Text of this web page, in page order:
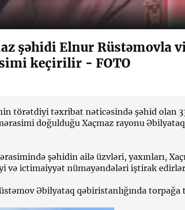
şəhidi Elnur Rüstəmovla
keçirilir - FOTO
törətdiyi təxribat nəticəsində şəhid olan
doğulduğu Xaçmaz rayonu
şəhidin ailə üzvləri, yaxınları,
və ictimaiyyət nümayəndələri iştirak
Əbilyataq qəbiristanlığında torpağa